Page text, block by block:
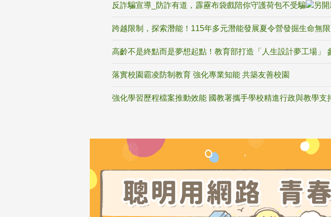
反詐騙宣導_防詐有道，霹靂布袋戲陪你守護荷包不受騙
跨越限制，探索潛能！115年多元潛能發展夏令營發掘生命無
高齡不是終點而是夢想起點！教育部打造「人生設計夢工場」
落實校園霸凌防制教育 強化專業知能 共築友善校園
強化學習歷程檔案推動效能 國教署攜手學校精進行政與教學支